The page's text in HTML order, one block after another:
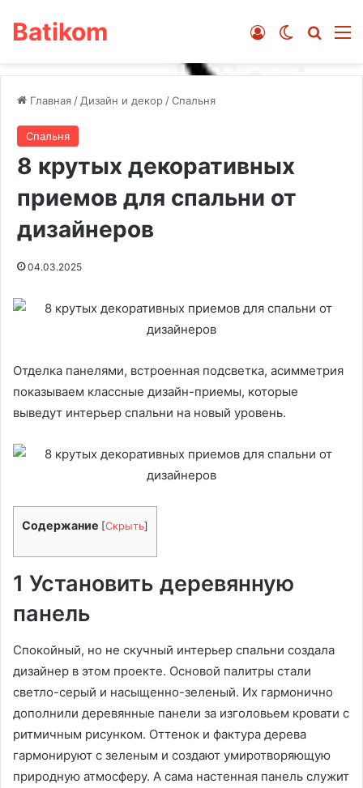
Batikom Switch skin
Войти
Главная / Дизайн и декор /Спальня
Спальня
8 крутых декоративных
приемов для спальни от
дизайнеров
04.03.2025
Отделка панелями, встроенная подсветка, асимметрия
показываем классные дизайн-приемы, которые
выведут интерьер спальни на новый уровень.
Содержание [Скрыть]
1 Установить деревянную
панель
Спокойный, но не скучный интерьер спальни создала
дизайнер в этом проекте. Основой палитры стали
светло-серый и насыщенно-зеленый. Их гармонично
дополнили деревянные панели за изголовьем кровати с
ритмичным рисунком. Оттенок и фактура дерева
гармонируют с зеленым и создают умиротворяющую
природную атмосферу. А сама настенная панель служит